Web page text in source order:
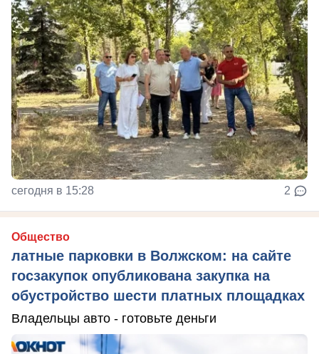
сегодня в 15:28 2
Общество
латные парковки в Волжском: на сайте
госзакупок опубликована закупка на
обустройство шести платных площадках
Владельцы авто - готовьте деньги